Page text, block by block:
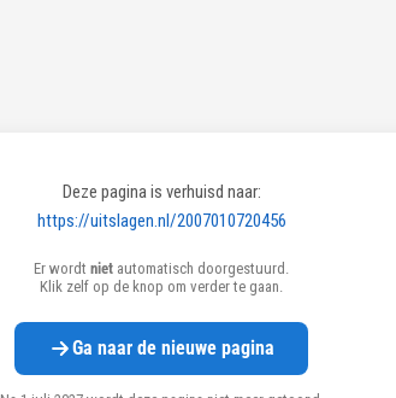
Deze pagina is verhuisd naar:
https://uitslagen.nl/2007010720456
Er wordt niet automatisch doorgestuurd.
Klik zelf op de knop om verder te gaan.
Ga naar de nieuwe pagina